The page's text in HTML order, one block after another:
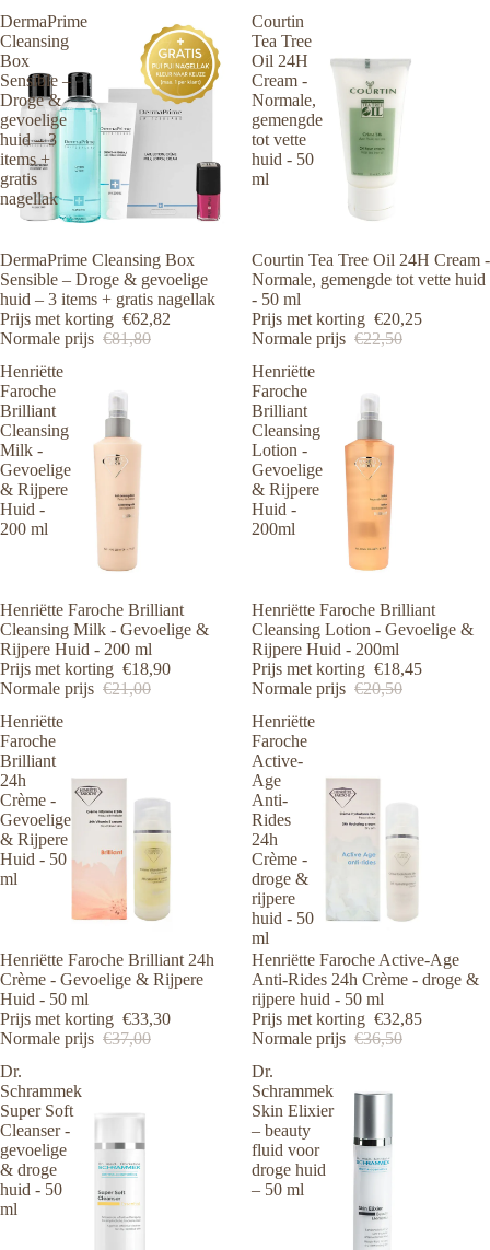
DermaPrime
Cleansing
Box
Sensible –
Droge &
gevoelige
huid – 3
items +
gratis
nagellak
Aanbieding
DermaPrime Cleansing Box
Sensible – Droge & gevoelige
huid – 3 items + gratis nagellak
Prijs met korting €62,82
Normale prijs €81,80
Courtin
Tea Tree
Oil 24H
Cream -
Normale,
gemengde
tot vette
huid - 50
ml
Aanbieding
Courtin Tea Tree Oil 24H Cream -
Normale, gemengde tot vette huid
- 50 ml
Prijs met korting €20,25
Normale prijs €22,50
Henriëtte
Faroche
Brilliant
Cleansing
Milk -
Gevoelige
& Rijpere
Huid -
200 ml
Aanbieding
Henriëtte Faroche Brilliant
Cleansing Milk - Gevoelige &
Rijpere Huid - 200 ml
Prijs met korting €18,90
Normale prijs €21,00
Henriëtte
Faroche
Brilliant
Cleansing
Lotion -
Gevoelige
& Rijpere
Huid -
200ml
Aanbieding
Henriëtte Faroche Brilliant
Cleansing Lotion - Gevoelige &
Rijpere Huid - 200ml
Prijs met korting €18,45
Normale prijs €20,50
Henriëtte
Faroche
Brilliant
24h
Crème -
Gevoelige
& Rijpere
Huid - 50
ml
Aanbieding
Henriëtte Faroche Brilliant 24h
Crème - Gevoelige & Rijpere
Huid - 50 ml
Prijs met korting €33,30
Normale prijs €37,00
Henriëtte
Faroche
Active-
Age
Anti-
Rides
24h
Crème -
droge &
rijpere
huid - 50
ml
Aanbieding
Henriëtte Faroche Active-Age
Anti-Rides 24h Crème - droge &
rijpere huid - 50 ml
Prijs met korting €32,85
Normale prijs €36,50
Dr.
Schrammek
Super Soft
Cleanser -
gevoelige
& droge
huid - 50
ml
Dr.
Schrammek
Skin Elixier
– beauty
fluid voor
droge huid
– 50 ml